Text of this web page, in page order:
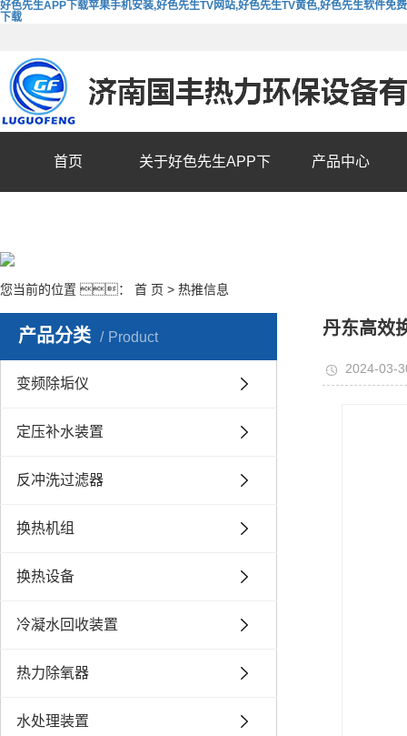
好色先生APP下载苹果手机安装,好色先生TV网站,好色先生TV黄色,好色先生软件免费
下载
首页 关于好色先生APP下 产品中心
您当前的位置 ： 首 页 > 热推信息
产品分类 Product
变频除垢仪
定压补水装置
反冲洗过滤器
换热机组
换热设备
冷凝水回收装置
热力除氧器
水处理装置
丹东高效
2024-03-